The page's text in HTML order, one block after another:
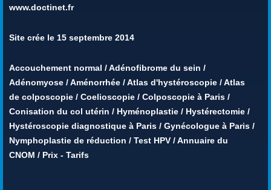
www.doctinet.fr
Site crée le 15 septembre 2014
Accouchement normal /Adénofibrome du sein /
Adénomyose /Aménorrhée /Atlas d'hystéroscopie /Atlas
de colposcopie / Coelioscopie / Colposcopie à Paris /
Conisation du col utérin / Hyménoplastie / Hystérectomie /
Hystéroscopie diagnostique à Paris / Gynécologue à Paris /
Nymphoplastie de réduction / Test HPV /Annuaire du
CNOM / Prix - Tarifs